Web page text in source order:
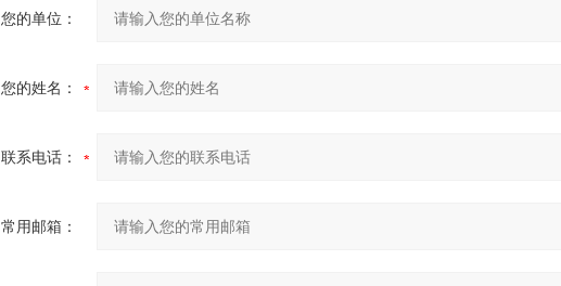
您的单位：
您的姓名：
联系电话：
常用邮箱：